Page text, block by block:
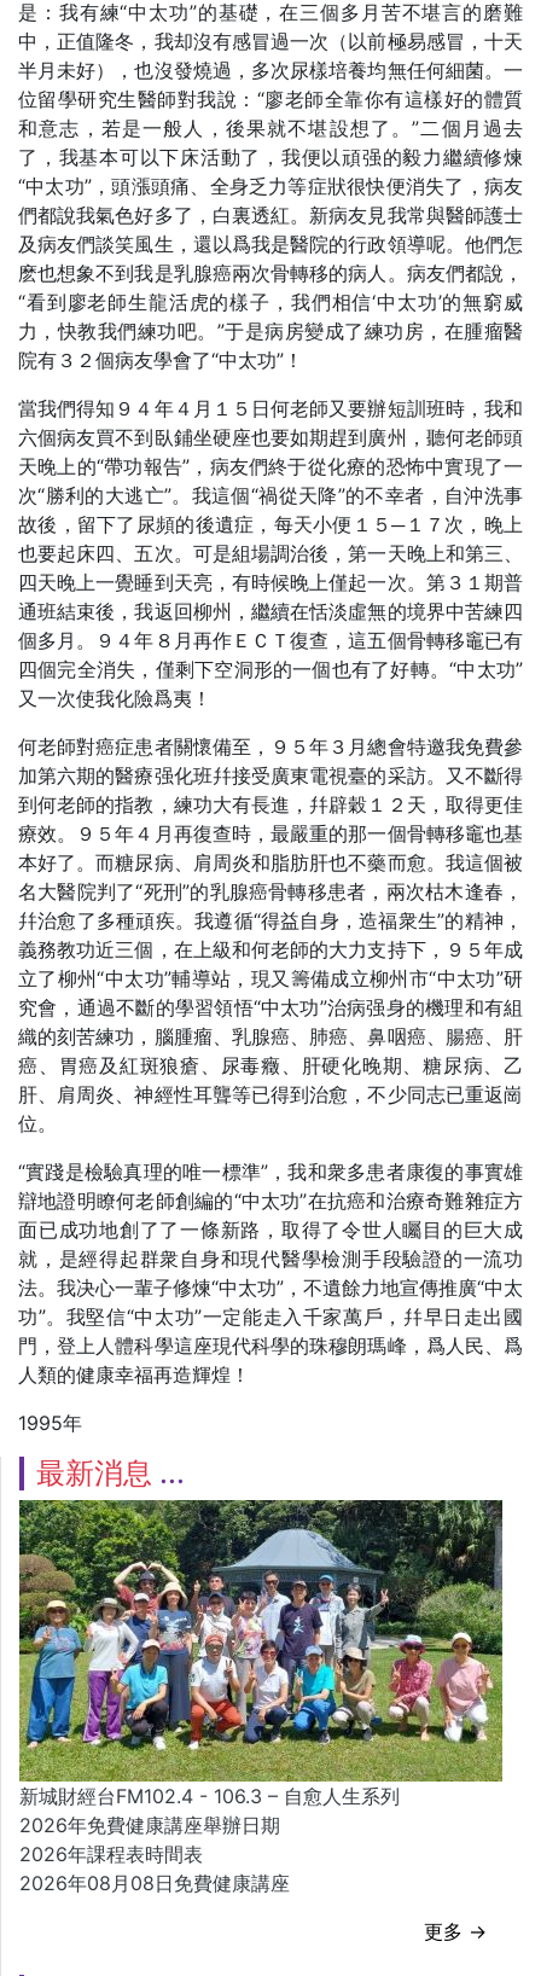
是：我有練“中太功”的基礎，在三個多月苦不堪言的磨難
中，正值隆冬，我却沒有感冒過一次（以前極易感冒，十天
半月未好），也沒發燒過，多次尿樣培養均無任何細菌。一
位留學研究生醫師對我說：“廖老師全靠你有這樣好的體質
和意志，若是一般人，後果就不堪設想了。”二個月過去
了，我基本可以下床活動了，我便以頑强的毅力繼續修煉
“中太功”，頭漲頭痛、全身乏力等症狀很快便消失了，病友
們都說我氣色好多了，白裏透紅。新病友見我常與醫師護士
及病友們談笑風生，還以爲我是醫院的行政領導呢。他們怎
麽也想象不到我是乳腺癌兩次骨轉移的病人。病友們都說，
“看到廖老師生龍活虎的樣子，我們相信‘中太功’的無窮威
力，快教我們練功吧。”于是病房變成了練功房，在腫瘤醫
院有３２個病友學會了“中太功”！
當我們得知９４年４月１５日何老師又要辦短訓班時，我和
六個病友買不到臥鋪坐硬座也要如期趕到廣州，聽何老師頭
天晚上的“帶功報告”，病友們終于從化療的恐怖中實現了一
次“勝利的大逃亡”。我這個“禍從天降”的不幸者，自沖洗事
故後，留下了尿頻的後遺症，每天小便１５─１７次，晚上
也要起床四、五次。可是組場調治後，第一天晚上和第三、
四天晚上一覺睡到天亮，有時候晚上僅起一次。第３１期普
通班結束後，我返回柳州，繼續在恬淡虛無的境界中苦練四
個多月。９４年８月再作ＥＣＴ復查，這五個骨轉移竈已有
四個完全消失，僅剩下空洞形的一個也有了好轉。“中太功”
又一次使我化險爲夷！
何老師對癌症患者關懷備至，９５年３月總會特邀我免費參
加第六期的醫療强化班幷接受廣東電視臺的采訪。又不斷得
到何老師的指教，練功大有長進，幷辟穀１２天，取得更佳
療效。９５年４月再復查時，最嚴重的那一個骨轉移竈也基
本好了。而糖尿病、肩周炎和脂肪肝也不藥而愈。我這個被
名大醫院判了“死刑”的乳腺癌骨轉移患者，兩次枯木逢春，
幷治愈了多種頑疾。我遵循“得益自身，造福衆生”的精神，
義務教功近三個，在上級和何老師的大力支持下，９５年成
立了柳州“中太功”輔導站，現又籌備成立柳州市“中太功”研
究會，通過不斷的學習領悟“中太功”治病强身的機理和有組
織的刻苦練功，腦腫瘤、乳腺癌、肺癌、鼻咽癌、腸癌、肝
癌、胃癌及紅斑狼瘡、尿毒癥、肝硬化晚期、糖尿病、乙
肝、肩周炎、神經性耳聾等已得到治愈，不少同志已重返崗
位。
“實踐是檢驗真理的唯一標準”，我和衆多患者康復的事實雄
辯地證明瞭何老師創編的“中太功”在抗癌和治療奇難雜症方
面已成功地創了了一條新路，取得了令世人矚目的巨大成
就，是經得起群衆自身和現代醫學檢測手段驗證的一流功
法。我决心一輩子修煉“中太功”，不遺餘力地宣傳推廣“中太
功”。我堅信“中太功”一定能走入千家萬戶，幷早日走出國
門，登上人體科學這座現代科學的珠穆朗瑪峰，爲人民、爲
人類的健康幸福再造輝煌！
1995年
最新消息
新城財經台FM102.4 - 106.3 – 自愈人生系列
2026年免費健康講座舉辦日期
2026年課程表時間表
2026年08月08日免費健康講座
更多 →